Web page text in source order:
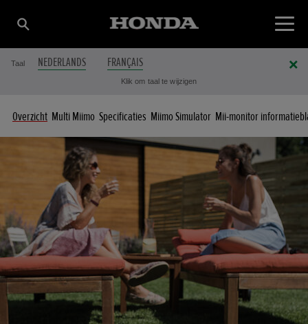
Taal NEDERLANDS FRANÇAIS
Klik om taal te wijzigen
Overzicht Multi Miimo Specificaties Miimo Simulator Mii-monitor